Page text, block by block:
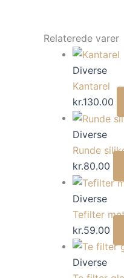
Relaterede varer
Diverse
Kantarel
kr.130.00
Diverse
Runde
kr.80.00
Diverse
Tefilter
kr.59.00
Diverse